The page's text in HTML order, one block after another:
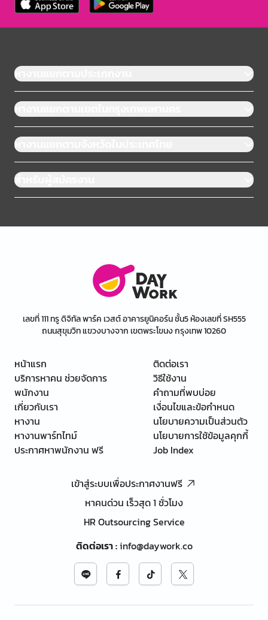
หางานแยกตามประเภทงาน
หางานแยกตามเขตในกรุงเทพมหานคร
หางานแยกตามจังหวัดในประเทศไทย
สำหรับผู้สมัครงาน
เลขที่ 111 ทรู ดิจิทัล พาร์ค เวสต์ อาคารยูนิคอร์น ชั้น5 ห้องเลขที่ SH555
ถนนสุขุมวิท แขวงบางจาก เขตพระโขนง กรุงเทพ 10260
หน้าแรก
บริการหาคน ช่วยจัดการ
พนักงาน
เกี่ยวกับเรา
หางาน
หางานพาร์ทไทม์
ประกาศหาพนักงาน ฟรี
ติดต่อเรา
วิธีใช้งาน
คำถามที่พบบ่อย
เงื่อนไขและข้อกำหนด
นโยบายความเป็นส่วนตัว
นโยบายการใช้ข้อมูลคุกกี้
Job Index
เข้าสู่ระบบเพื่อประกาศงานฟรี
หาคนด่วน เร็วสุด 1 ชั่วโมง
HR Outsourcing Service
ติดต่อเรา:info@daywork.co